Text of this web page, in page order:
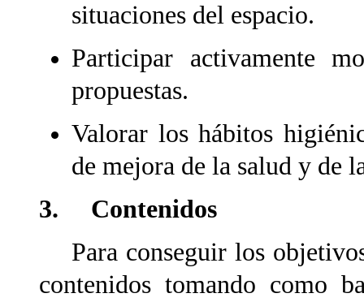
situaciones del espacio.
Participar activamente
propuestas.
Valorar los hábitos
de mejora de la salud y de
3. Contenidos
Para conseguir los
contenidos tomando como